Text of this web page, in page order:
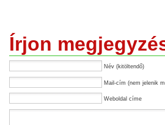
Írjon
Név (kitöltendő)
Mail-cím (nem jelenik
Weboldal címe